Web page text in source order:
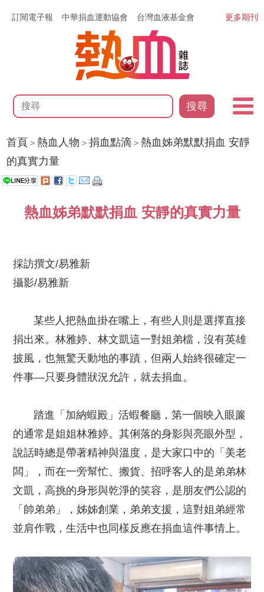
訂閱電子報 中華捐血運動協會 台灣血液基金會
搜尋
更多期刊
首頁 >熱血人物 >捐血點滴 >熱血姊弟默默捐血 安靜
的真實力量
熱血姊弟默默捐血 安靜的真實力量
採訪撰文/易雅新
攝影/易雅新
某些人把熱血掛在嘴上，有些人則是選擇直接
捐出來。林雅婷、林文凱這一對姐弟檔，沒有英雄
披風，也無驚天動地的事蹟，但兩人始終很確定一
件事—只要身體狀況允許，就去捐血。
踏進「加納蝦殿」活蝦餐廳，第一個映入眼簾
的通常是姐姐林雅婷。其俐落的身影與亮眼外型，
說話時總是帶著精神與溫度，是大家口中的「美老
闆」，而在一旁幫忙、搬貨、招呼客人的是弟弟林
文凱，高挑的身形與乾淨的笑容，是朋友們公認的
「帥弟弟」，姊姊創業，弟弟支援，這對姐弟經常
並肩作戰，生活中也同樣反應在捐血這件事情上。